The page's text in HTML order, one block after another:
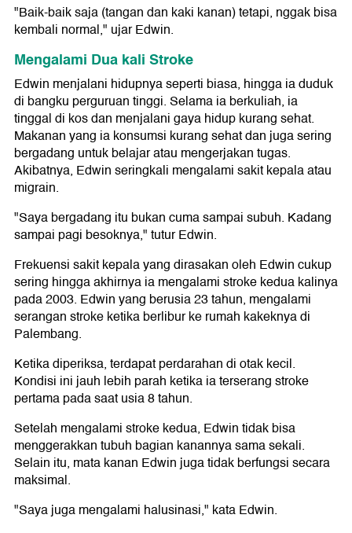
"Baik-baik saja (tangan dan kaki kanan) tetapi, nggak bisa
kembali normal," ujar Edwin.
Mengalami Dua kali Stroke
Edwin menjalani hidupnya seperti biasa, hingga ia duduk
di bangku perguruan tinggi. Selama ia berkuliah, ia
tinggal di kos dan menjalani gaya hidup kurang sehat.
Makanan yang ia konsumsi kurang sehat dan juga sering
bergadang untuk belajar atau mengerjakan tugas.
Akibatnya, Edwin seringkali mengalami sakit kepala atau
migrain.
"Saya bergadang itu bukan cuma sampai subuh. Kadang
sampai pagi besoknya," tutur Edwin.
Frekuensi sakit kepala yang dirasakan oleh Edwin cukup
sering hingga akhirnya ia mengalami stroke kedua kalinya
pada 2003. Edwin yang berusia 23 tahun, mengalami
serangan stroke ketika berlibur ke rumah kakeknya di
Palembang.
Ketika diperiksa, terdapat perdarahan di otak kecil.
Kondisi ini jauh lebih parah ketika ia terserang stroke
pertama pada saat usia 8 tahun.
Setelah mengalami stroke kedua, Edwin tidak bisa
menggerakkan tubuh bagian kanannya sama sekali.
Selain itu, mata kanan Edwin juga tidak berfungsi secara
maksimal.
"Saya juga mengalami halusinasi," kata Edwin.